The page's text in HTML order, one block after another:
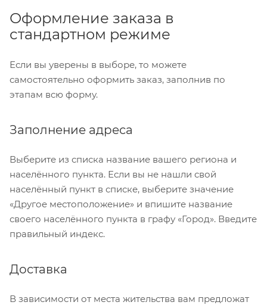
Оформление заказа в
стандартном режиме
Если вы уверены в выборе, то можете
самостоятельно оформить заказ, заполнив по
этапам всю форму.
Заполнение адреса
Выберите из списка название вашего региона и
населённого пункта. Если вы не нашли свой
населённый пункт в списке, выберите значение
«Другое местоположение» и впишите название
своего населённого пункта в графу «Город». Введите
правильный индекс.
Доставка
В зависимости от места жительства вам предложат